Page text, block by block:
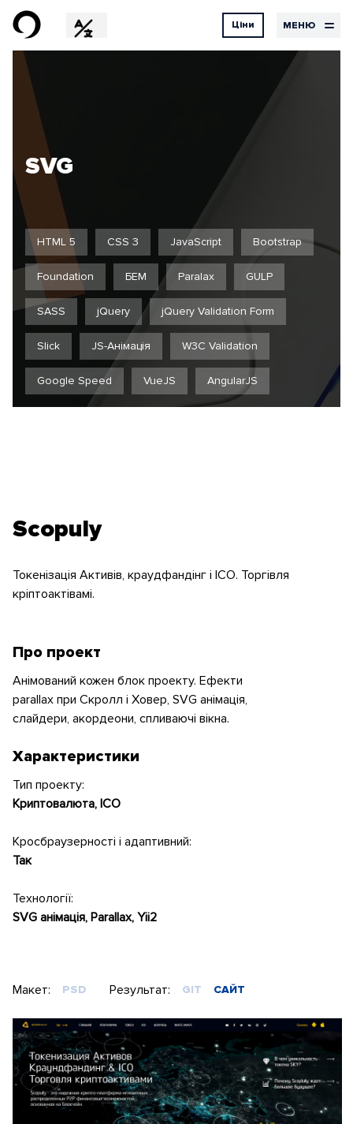
EN
RU
DE
Ціни МЕНЮ
Ціни
послуги
Дизайн
Розробка
Хостинг
Наші
послуги
журнал
Проекти Відгуки
Графічний дизайн
SVG
HTML 5 CSS 3 JavaScript Bootstrap
Foundation БЕМ Paralax GULP
SASS jQuery jQuery Validation Form
Slick JS-Анімація W3C Validation
Google Speed VueJS AngularJS
Scopuly
Токенізація Активів, краудфандінг і ICO. Торгівля
кріптоактівамі.
Макет: PSD Результат: GIT САЙТ
Про проект
Анімований кожен блок проекту. Ефекти
parallax при Скролл і Ховер, SVG анімація,
слайдери, акордеони, спливаючі вікна.
Характеристики
Тип проекту:
Криптовалюта, ICO
Кросбраузерності і адаптивний:
Так
Технології:
SVG анімація, Parallax, Yii2